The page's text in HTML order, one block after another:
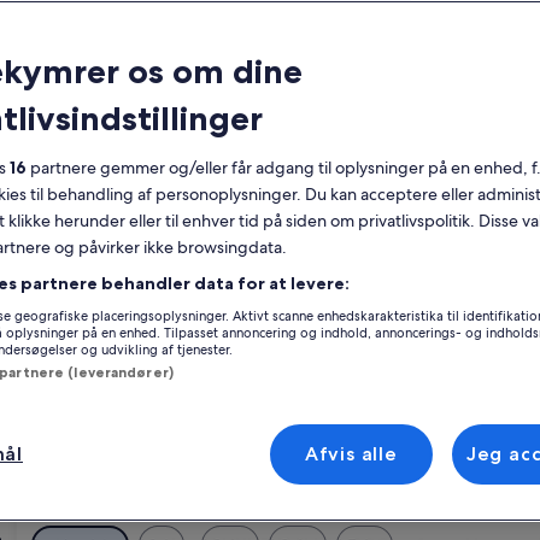
Dine
nuværende
måneder
er
August
2026
og
September
2026.
August 2026
Onsdag
TorTorsdag
1 2
3 4 5 6 7 8 9
10 11 12 13 14 15 16
24 29 30
1
14 15
28 29
Verzeille
der passer perfekt til din rejse. Uanset om du lejer en feriebolig
nemt et sted, der passer til alles behov, inklusive muligheder, der er
i Verzeille
(8 anmeldelser)
domæne med stor pool og fantastisk udsigt over
Billedgalleri
for
10 ud af 10, Enestående, (5 anmeldelser)
LUXURY VILLA · 200 m from Unesco
os om dine
16 partnere gemmer og/eller får adgang til oplysninger på en enhed,
til behandling af personoplysninger. Du kan acceptere eller
klikke herunder eller til enhver tid på siden om privatlivspolitik. Disse
og påvirker ikke browsingdata.
partnere behandler data for at levere:
geografiske placeringsoplysninger. Aktivt scanne enhedskarakteristika til
på en enhed. Tilpasset annoncering og indhold, annoncerings- og
og udvikling af tjenester.
(leverandører)
Afvis alle Jeg